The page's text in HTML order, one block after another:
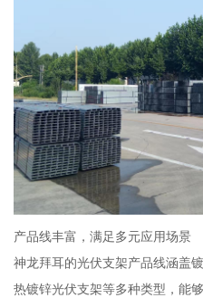
产品线丰富，满足多元应用场景
神龙拜耳的光伏支架产品线涵盖
热镀锌光伏支架等多种类型，能